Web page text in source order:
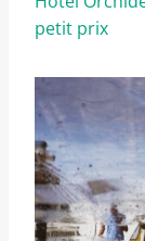
petit prix